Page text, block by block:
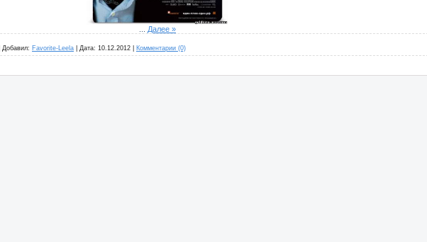
Далее »
Добавил: Favorite-Leela Дата: 10.12.2012 Комментарии (0)